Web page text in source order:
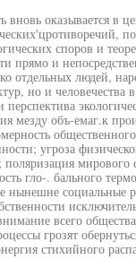
вновь оказывается в
споров и
прямо и
отдельных людей,
но и человечества
мезду объ-емаг.к
угроза
мирового
гло-. бального
нынешне социальные
всего
грозят
стихийного